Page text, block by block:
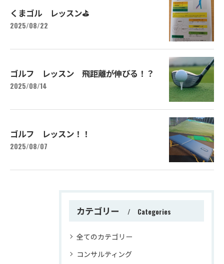
くまゴル レッスン⛳
2025/08/22
ゴルフ レッスン 飛距離が伸びる！？
2025/08/14
ゴルフ レッスン！！
2025/08/07
カテゴリー Categories
全てのカテゴリー
コンサルティング